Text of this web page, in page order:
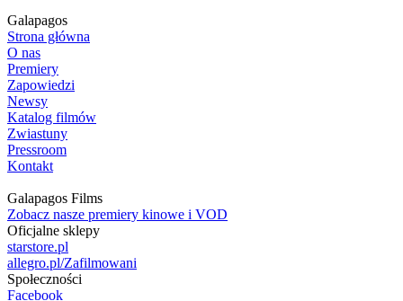
Galapagos
Strona główna
O nas
Premiery
Zapowiedzi
Newsy
Katalog filmów
Zwiastuny
Pressroom
Kontakt
Galapagos Films
Zobacz nasze premiery kinowe i VOD
Oficjalne sklepy
starstore.pl
allegro.pl/Zafilmowani
Społeczności
Facebook